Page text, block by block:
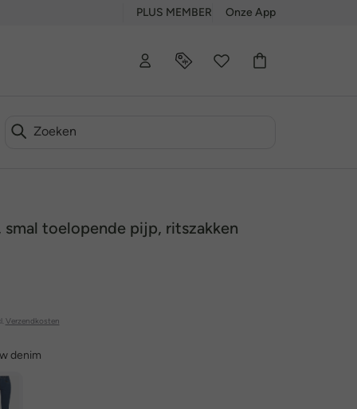
PLUS MEMBER Onze App
smal toelopende pijp, ritszakken
Verzendkosten
denim